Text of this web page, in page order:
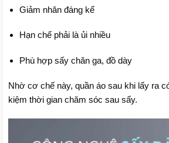
Giảm nhăn đáng kể
Hạn chế phải là ủi nhiều
Phù hợp sấy chăn ga, đồ dày
Nhờ cơ chế này, quần áo sau khi lấy ra
kiệm thời gian chăm sóc sau sấy.